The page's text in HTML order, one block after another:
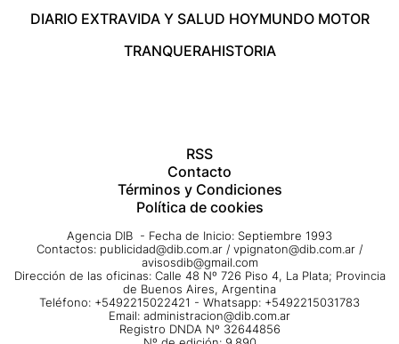
DIARIO EXTRAVIDA Y SALUD HOYMUNDO MOTOR
TRANQUERAHISTORIA
RSS
Contacto
Términos y Condiciones
Política de cookies
Agencia DIB - Fecha de Inicio: Septiembre 1993
Contactos: publicidad@dib.com.ar / vpignaton@dib.com.ar /
avisosdib@gmail.com
Dirección de las oficinas: Calle 48 Nº 726 Piso 4, La Plata; Provincia
de Buenos Aires, Argentina
Teléfono: +5492215022421 - Whatsapp: +5492215031783
Email: administracion@dib.com.ar
Registro DNDA Nº 32644856